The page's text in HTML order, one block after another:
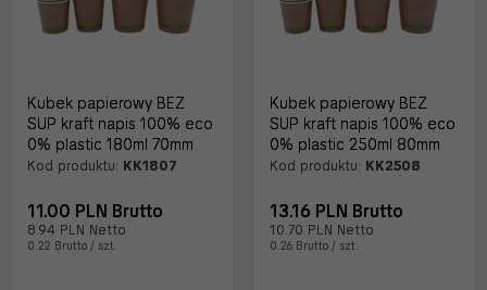
Kubek papierowy BEZ
SUP kraft napis 100% eco
0% plastic 180ml 70mm
Kod produktu: KK1807
11.00 PLN Brutto
8.94 PLN Netto
0.22 Brutto / szt.
Kubek papierowy BEZ
SUP kraft napis 100% eco
0% plastic 250ml 80mm
Kod produktu: KK2508
13.16 PLN Brutto
10.70 PLN Netto
0.26 Brutto / szt.